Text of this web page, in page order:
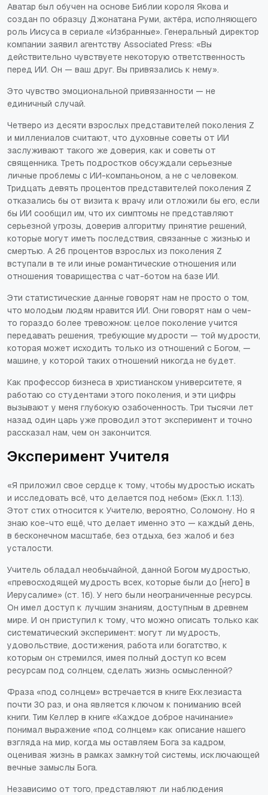
Аватар был обучен на основе Библии короля Якова и
создан по образцу Джонатана Руми, актёра, исполняющего
роль Иисуса в сериале «Избранные». Генеральный директор
компании заявил агентству Associated Press: «Вы
действительно чувствуете некоторую ответственность
перед ИИ. Он — ваш друг. Вы привязались к нему».
Это чувство эмоциональной привязанности — не
единичный случай.
Четверо из десяти взрослых представителей поколения Z
и миллениалов считают, что духовные советы от ИИ
заслуживают такого же доверия, как и советы от
священника. Треть подростков обсуждали серьезные
личные проблемы с ИИ-компаньоном, а не с человеком.
Тридцать девять процентов представителей поколения Z
отказались бы от визита к врачу или отложили бы его, если
бы ИИ сообщил им, что их симптомы не представляют
серьезной угрозы, доверив алгоритму принятие решений,
которые могут иметь последствия, связанные с жизнью и
смертью. А 26 процентов взрослых из поколения Z
вступали в те или иные романтические отношения или
отношения товарищества с чат-ботом на базе ИИ.
Эти статистические данные говорят нам не просто о том,
что молодым людям нравится ИИ. Они говорят нам о чем-
то гораздо более тревожном: целое поколение учится
передавать решения, требующие мудрости — той мудрости,
которая может исходить только из отношений с Богом, —
машине, у которой таких отношений никогда не будет.
Как профессор бизнеса в христианском университете, я
работаю со студентами этого поколения, и эти цифры
вызывают у меня глубокую озабоченность. Три тысячи лет
назад один царь уже проводил этот эксперимент и точно
рассказал нам, чем он закончится.
Эксперимент Учителя
«Я приложил свое сердце к тому, чтобы мудростью искать
и исследовать всё, что делается под небом» (Еккл. 1:13).
Этот стих относится к Учителю, вероятно, Соломону. Но я
знаю кое-что ещё, что делает именно это — каждый день,
в бесконечном масштабе, без отдыха, без жалоб и без
усталости.
Учитель обладал необычайной, данной Богом мудростью,
«превосходящей мудрость всех, которые были до [него] в
Иерусалиме» (ст. 16). У него были неограниченные ресурсы.
Он имел доступ к лучшим знаниям, доступным в древнем
мире. И он приступил к тому, что можно описать только как
систематический эксперимент: могут ли мудрость,
удовольствие, достижения, работа или богатство, к
которым он стремился, имея полный доступ ко всем
ресурсам под солнцем, сделать жизнь осмысленной?
Фраза «под солнцем» встречается в книге Екклезиаста
почти 30 раз, и она является ключом к пониманию всей
книги. Тим Келлер в книге «Каждое доброе начинание»
понимал выражение «под солнцем» как описание нашего
взгляда на мир, когда мы оставляем Бога за кадром,
оценивая жизнь в рамках замкнутой системы, исключающей
вечные замыслы Бога.
Независимо от того, представляют ли наблюдения